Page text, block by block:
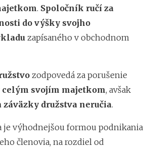
. Spoločník ručí za
do výšky svojho
zapísaného v obchodnom
zodpovedá za porušenie
celým svojím majetkom, avšak
záväzky družstva neručia.
je výhodnejšou formou podnikania
členovia, na rozdiel od